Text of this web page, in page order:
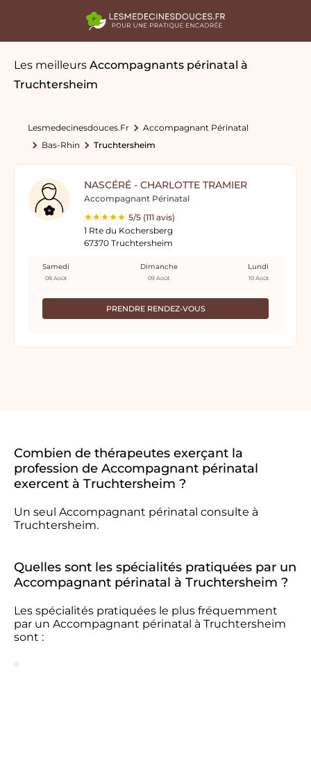
Les meilleurs Accompagnants périnatal à
Truchtersheim
Lesmedecinesdouces.fr
Accompagnant Périnatal
Bas-Rhin
Truchtersheim
NASCÉRÉ - CHARLOTTE TRAMIER
Accompagnant Périnatal
5/5 (111 avis)
1 Rte du Kochersberg
67370 Truchtersheim
PRENDRE RENDEZ-VOUS
Samedi
08 Août
Dimanche
09 Août
Lundi
10 Août
Combien de thérapeutes exerçant la
profession de Accompagnant périnatal
exercent à Truchtersheim ?
Un seul Accompagnant périnatal consulte à
Truchtersheim.
Quelles sont les spécialités pratiquées par un
Accompagnant périnatal à Truchtersheim ?
Les spécialités pratiquées le plus fréquemment
par un Accompagnant périnatal à Truchtersheim
sont :